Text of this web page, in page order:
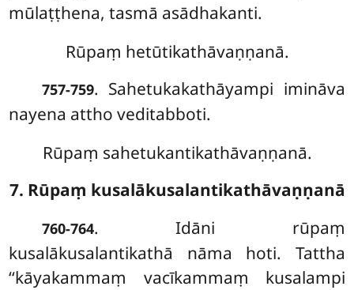
mūlaṭṭhena, tasmā asādhakanti.
Rūpaṃ hetūtikathāvaṇṇanā.
757-759. Sahetukakathāyampi imināva
nayena attho veditabboti.
Rūpaṃ sahetukantikathāvaṇṇanā.
7. Rūpaṃ kusalākusalantikathāvaṇṇanā
760-764. Idāni rūpaṃ
kusalākusalantikathā nāma hoti. Tattha
‘‘kāyakammaṃ vacīkammaṃ kusalampi